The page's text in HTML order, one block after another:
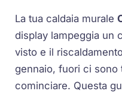
La tua caldaia murale
display lampeggia un
visto e il
gennaio, fuori ci sono
cominciare. Questa